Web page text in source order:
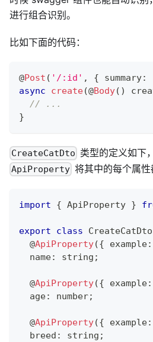
进行组合识别。
比如下面的代码：
@Post ( '/:id' , { summary:
async
create(@Body( )
// ...
}
CreateCatDto 类型的定义如下
ApiProperty 将其中的每个属性
import { ApiProperty }
export class CreateCatDto
@ApiProperty({ example:
  name
: string ;
@ApiProperty({ example:
  age
: number;
@ApiProperty({ example:
  breed
: string ;